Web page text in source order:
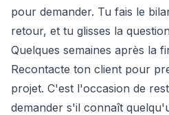
pour demander. Tu fais le
retour, et tu glisses la
Quelques semaines après la
Recontacte ton client pour
projet. C'est l'occasion de
demander s'il connaît